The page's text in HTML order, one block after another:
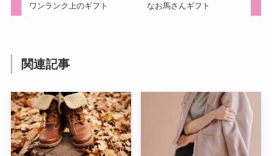
ワンランク上のギフト
なお馬さんギフト
関連記事